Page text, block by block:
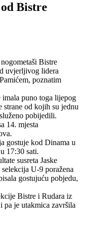
Bistre
Bistre
uvjerljivog lidera
poznatim
puno toga lijepog
od kojih su jednu
pobijedili.
14. mjesta
gostuje kod Dinama u
17:30 sati.
susreta Jaske
U-9 poražena
gostujuću pobjedu,
Bistre i Rudara iz
je utakmica završila